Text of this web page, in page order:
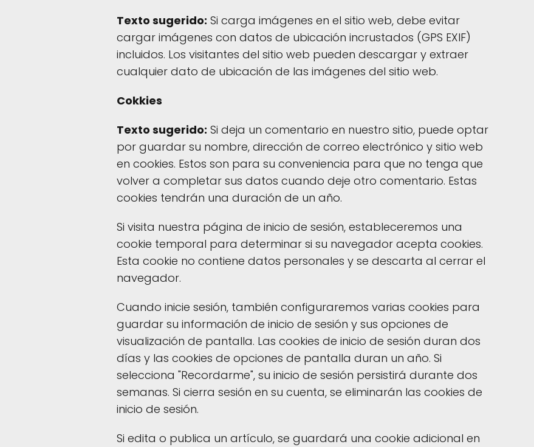
Texto sugerido: Si carga imágenes en el sitio web, debe evitar
cargar imágenes con datos de ubicación incrustados (GPS EXIF)
incluidos. Los visitantes del sitio web pueden descargar y extraer
cualquier dato de ubicación de las imágenes del sitio web.
Cokkies
Texto sugerido: Si deja un comentario en nuestro sitio, puede optar
por guardar su nombre, dirección de correo electrónico y sitio web
en cookies. Estos son para su conveniencia para que no tenga que
volver a completar sus datos cuando deje otro comentario. Estas
cookies tendrán una duración de un año.
Si visita nuestra página de inicio de sesión, estableceremos una
cookie temporal para determinar si su navegador acepta cookies.
Esta cookie no contiene datos personales y se descarta al cerrar el
navegador.
Cuando inicie sesión, también configuraremos varias cookies para
guardar su información de inicio de sesión y sus opciones de
visualización de pantalla. Las cookies de inicio de sesión duran dos
días y las cookies de opciones de pantalla duran un año. Si
selecciona "Recordarme", su inicio de sesión persistirá durante dos
semanas. Si cierra sesión en su cuenta, se eliminarán las cookies de
inicio de sesión.
Si edita o publica un artículo, se guardará una cookie adicional en